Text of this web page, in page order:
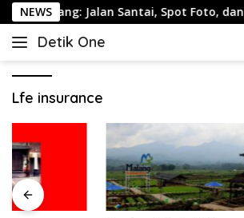
Langsung
ke
konten
NEWSJalan Santai, Spot Foto, dan
Detik One
Tajam
Lfe insurance